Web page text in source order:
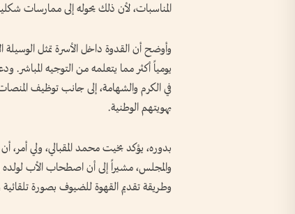
المناسبات، لأن ذلك يحوله إلى ممارسات
وأوضح أن القدوة داخل الأسرة تمثل الوسيلة
يومياً أكثر مما يتعلمه من التوجيه المباشر.
في الكرم والشهامة، إلى جانب توظيف
بهويتهم الوطنية.
بدوره، يؤكد بخيت محمد المقبالي، ولي أمر،
والمجلس، مشيراً إلى أن اصطحاب الأب
وطريقة تقديم القهوة للضيوف بصورة